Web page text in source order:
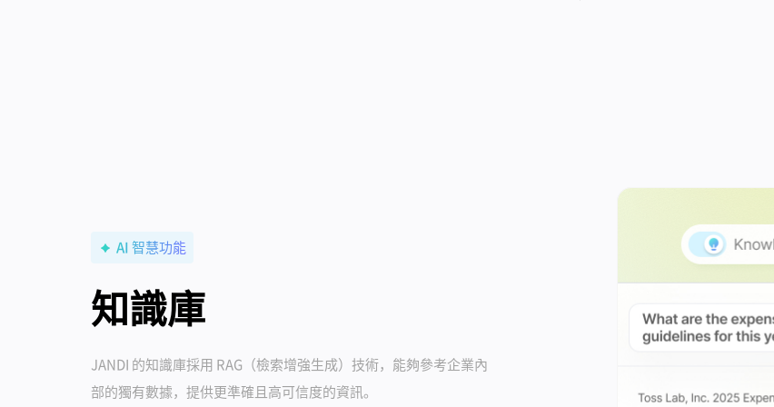
AI 智慧功能
知識庫
JANDI 的知識庫採用 RAG（檢索增強生成）技術，能夠參考企業內
部的獨有數據，提供更準確且高可信度的資訊。